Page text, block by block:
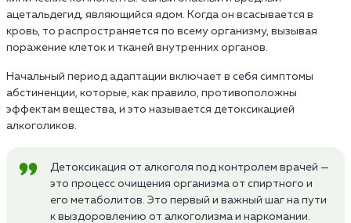
ацетальдегид, являющийся ядом. Когда он всасывается в
кровь, то распространяется по всему организму, вызывая
поражение клеток и тканей внутренних органов.
Начальный период адаптации включает в себя симптомы
абстиненции, которые, как правило, противоположны
эффектам вещества, и это называется детоксикацией
алкоголиков.
Детоксикация от алкоголя под контролем врачей —
это процесс очищения организма от спиртного и
его метаболитов. Это первый и важный шаг на пути
к выздоровлению от алкоголизма и наркомании.